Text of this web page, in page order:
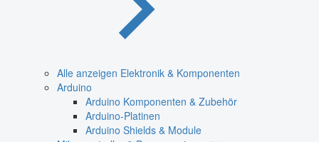
Alle anzeigen Elektronik & Komponenten
Arduino
Arduino Komponenten & Zubehör
Arduino-Platinen
Arduino Shields & Module